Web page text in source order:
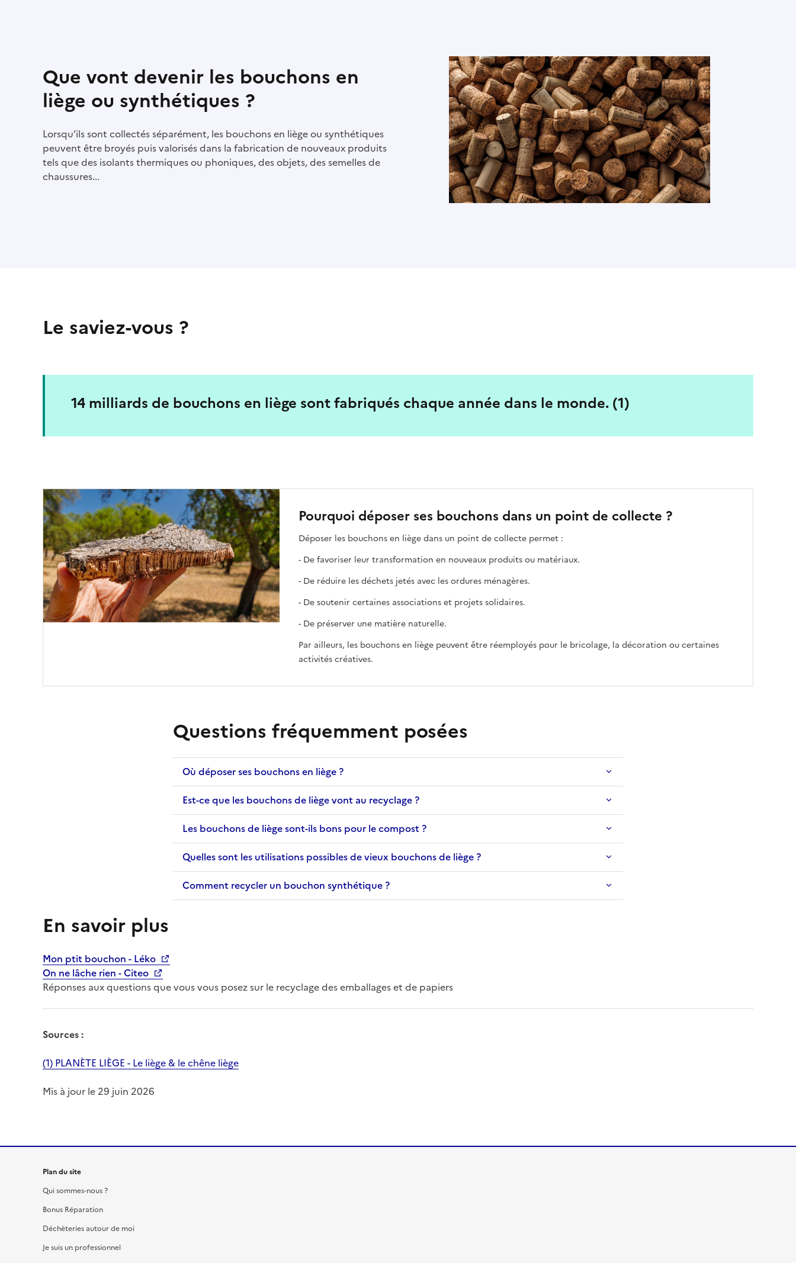
Que vont devenir les bouchons en
liège ou synthétiques ?
Lorsqu’ils sont collectés séparément, les bouchons en liège ou synthétiques
peuvent être broyés puis valorisés dans la fabrication de nouveaux produits
tels que des isolants thermiques ou phoniques, des objets, des semelles de
chaussures...
Le saviez-vous ?
14 milliards de bouchons en liège sont fabriqués chaque année dans le monde. (1)
Pourquoi déposer ses bouchons dans un point de collecte ?
Déposer les bouchons en liège dans un point de collecte permet :
- De favoriser leur transformation en nouveaux produits ou matériaux.
- De réduire les déchets jetés avec les ordures ménagères.
- De soutenir certaines associations et projets solidaires.
- De préserver une matière naturelle.
Par ailleurs, les bouchons en liège peuvent être réemployés pour le bricolage, la décoration ou certaines
activités créatives.
Questions fréquemment posées
Où déposer ses bouchons en liège ?
Est-ce que les bouchons de liège vont au recyclage ?
Les bouchons de liège sont-ils bons pour le compost ?
Quelles sont les utilisations possibles de vieux bouchons de liège ?
Comment recycler un bouchon synthétique ?
En savoir plus
Mon ptit bouchon - Léko
On ne lâche rien - Citeo
Réponses aux questions que vous vous posez sur le recyclage des emballages et de papiers
Sources :
(1) PLANÈTE LIÈGE - Le liège & le chêne liège
Mis à jour le 29 juin 2026
Plan du site
Qui sommes-nous ?
Bonus Réparation
Déchèteries autour de moi
Je suis un professionnel